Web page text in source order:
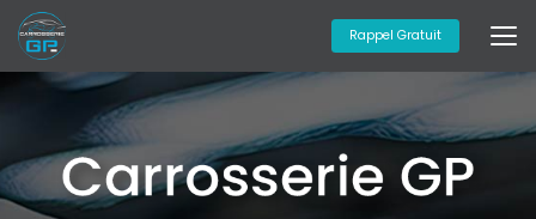
Aller
au
contenu
principal
Rappel Gratuit